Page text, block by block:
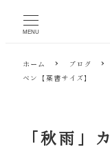
MENU
ホーム ブログ
ペン【葉書サイズ】
「秋雨」